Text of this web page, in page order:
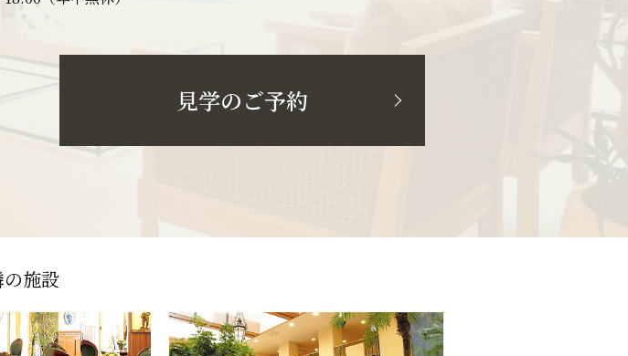
見学のご予約
施設
ロングライフ苦楽園芦屋別邸